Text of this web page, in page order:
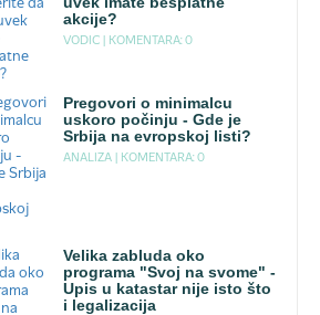
akcije?
VODIC | KOMENTARA: 0
Pregovori o minimalcu
uskoro počinju - Gde je
Srbija na evropskoj listi?
ANALIZA | KOMENTARA: 0
Velika zabluda oko
programa "Svoj na svome" -
Upis u katastar nije isto što
i legalizacija